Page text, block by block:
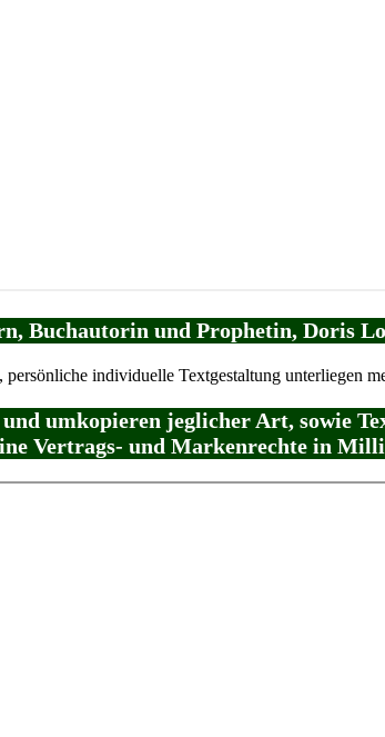
Buchautorin und Prophetin, Doris
individuelle Textgestaltung unterliegen
umkopieren jeglicher Art, sowie
Vertrags- und Markenrechte in